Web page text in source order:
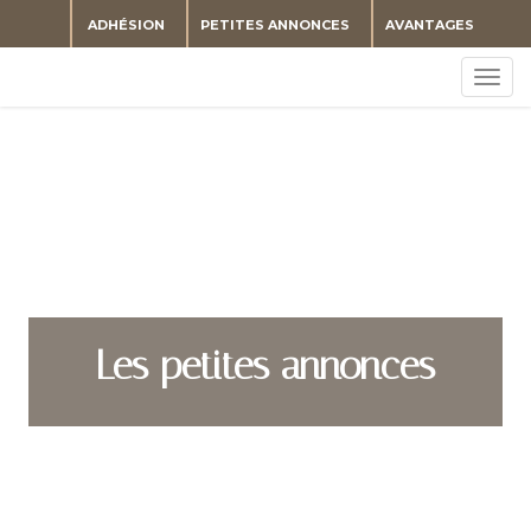
AVANTAGES
PETITES ANNONCES
ADHÉSION
Les petites annonces